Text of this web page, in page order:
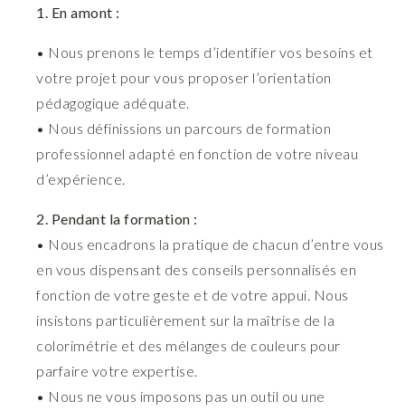
1. En amont :
• Nous prenons le temps d’identifier vos besoins et
votre projet pour vous proposer l’orientation
pédagogique adéquate.
• Nous définissions un parcours de formation
professionnel adapté en fonction de votre niveau
d’expérience.
2. Pendant la formation :
• Nous encadrons la pratique de chacun d’entre vous
en vous dispensant des conseils personnalisés en
fonction de votre geste et de votre appui. Nous
insistons particulièrement sur la maîtrise de la
colorimétrie et des mélanges de couleurs pour
parfaire votre expertise.
• Nous ne vous imposons pas un outil ou une